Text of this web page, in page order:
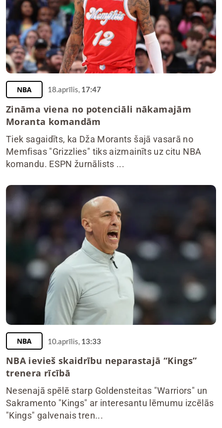
NBA 18.aprīlis, 17:47
Zināma viena no potenciāli nākamajām
Moranta komandām
Tiek sagaidīts, ka Dža Morants šajā vasarā no
Memfisas "Grizzlies" tiks aizmainīts uz citu NBA
komandu. ESPN žurnālists ...
NBA 10.aprīlis, 13:33
NBA ievieš skaidrību neparastajā “Kings”
trenera rīcībā
Nesenajā spēlē starp Goldensteitas "Warriors" un
Sakramento "Kings" ar interesantu lēmumu izcēlās
"Kings" galvenais tren...